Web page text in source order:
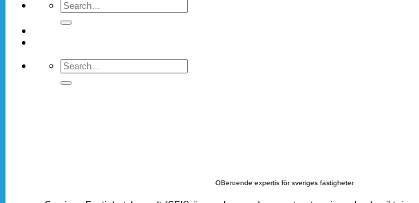
OBeroende expertis för sveriges fastigheter